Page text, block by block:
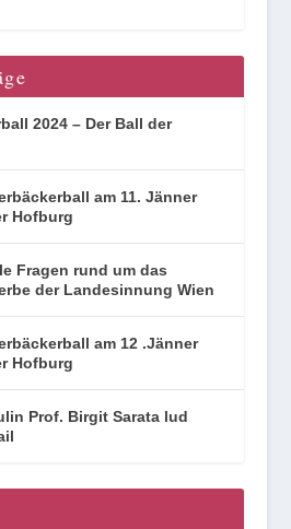
2024 – Der Ball der
am 11. Jänner
Hofburg
Fragen rund um das
der Landesinnung Wien
am 12 .Jänner
Hofburg
Prof. Birgit Sarata lud